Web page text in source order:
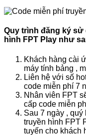
Quy trình đăng ký sử
hình FPT Play như
Khách hàng cài
máy tính bảng ,
Liên hệ với số
code miễn phí 7
Nhân viên FPT
cấp code miễn
Sau 7 ngày ,
truyền hình FPT
tuyến cho khách